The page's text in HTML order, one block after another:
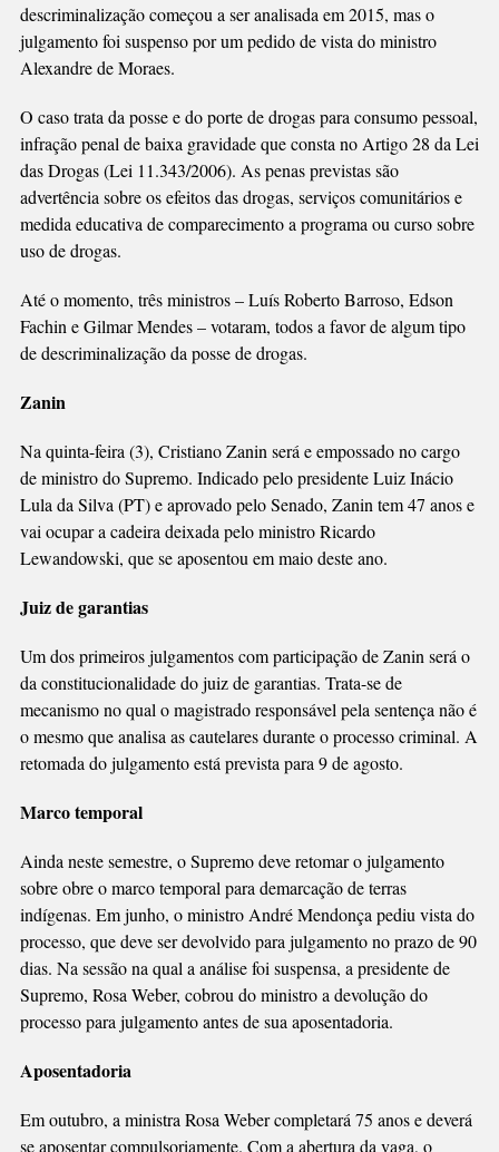
descriminalização começou a ser analisada em 2015, mas o
julgamento foi suspenso por um pedido de vista do ministro
Alexandre de Moraes.
O caso trata da posse e do porte de drogas para consumo pessoal,
infração penal de baixa gravidade que consta no Artigo 28 da Lei
das Drogas (Lei 11.343/2006). As penas previstas são
advertência sobre os efeitos das drogas, serviços comunitários e
medida educativa de comparecimento a programa ou curso sobre
uso de drogas.
Até o momento, três ministros – Luís Roberto Barroso, Edson
Fachin e Gilmar Mendes – votaram, todos a favor de algum tipo
de descriminalização da posse de drogas.
Zanin
Na quinta-feira (3), Cristiano Zanin será e empossado no cargo
de ministro do Supremo. Indicado pelo presidente Luiz Inácio
Lula da Silva (PT) e aprovado pelo Senado, Zanin tem 47 anos e
vai ocupar a cadeira deixada pelo ministro Ricardo
Lewandowski, que se aposentou em maio deste ano.
Juiz de garantias
Um dos primeiros julgamentos com participação de Zanin será o
da constitucionalidade do juiz de garantias. Trata-se de
mecanismo no qual o magistrado responsável pela sentença não é
o mesmo que analisa as cautelares durante o processo criminal. A
retomada do julgamento está prevista para 9 de agosto.
Marco temporal
Ainda neste semestre, o Supremo deve retomar o julgamento
sobre obre o marco temporal para demarcação de terras
indígenas. Em junho, o ministro André Mendonça pediu vista do
processo, que deve ser devolvido para julgamento no prazo de 90
dias. Na sessão na qual a análise foi suspensa, a presidente de
Supremo, Rosa Weber, cobrou do ministro a devolução do
processo para julgamento antes de sua aposentadoria.
Aposentadoria
Em outubro, a ministra Rosa Weber completará 75 anos e deverá
se aposentar compulsoriamente. Com a abertura da vaga, o